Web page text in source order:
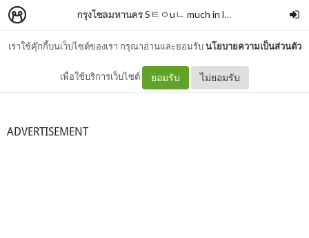
เราใช้คุ๊กกี้บนเว็บไซต์ของเรา กรุณาอ่านและยอมรับนโยบายความเป็นส่วนตัว
เพื่อใช้บริการเว็บไซต์ ยอมรับ ไม่ยอมรับ
กรุงโซลมหานคร Sㅌㅇuㄴ much in love
Jongno district
ADVERTISEMENT